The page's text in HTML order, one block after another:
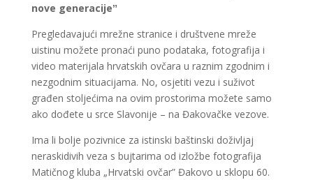
nove generacijeˮ
Pregledavajući mrežne stranice i društvene mreže
uistinu možete pronaći puno podataka, fotografija i
video materijala hrvatskih ovčara u raznim zgodnim i
nezgodnim situacijama. No, osjetiti vezu i suživot
građen stoljećima na ovim prostorima možete samo
ako dođete u srce Slavonije – na Đakovačke vezove.
Ima li bolje pozivnice za istinski baštinski doživljaj
neraskidivih veza s bujtarima od izložbe fotografija
Matičnog kluba „Hrvatski ovčar” Đakovo u sklopu 60.